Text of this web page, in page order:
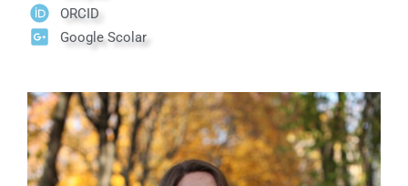
ORCID
Google Scolar